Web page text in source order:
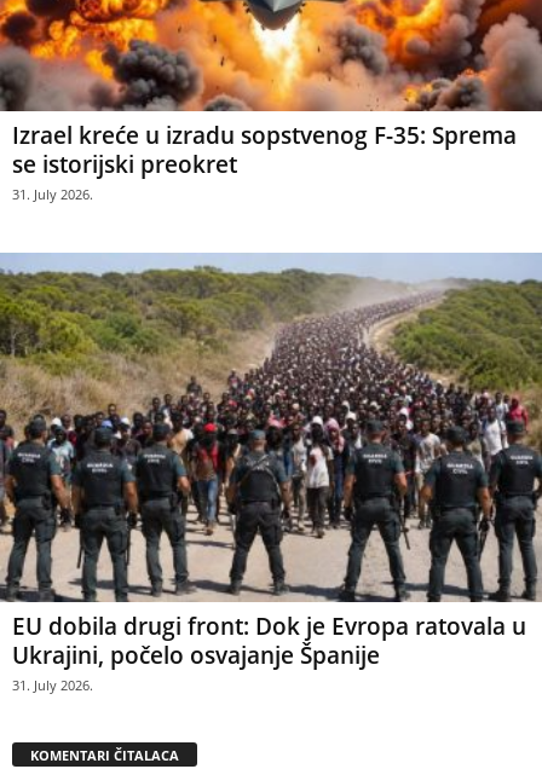
Izrael kreće u izradu sopstvenog F-35: Sprema
se istorijski preokret
31. July 2026.
EU dobila drugi front: Dok je Evropa ratovala u
Ukrajini, počelo osvajanje Španije
31. July 2026.
KOMENTARI ČITALACA